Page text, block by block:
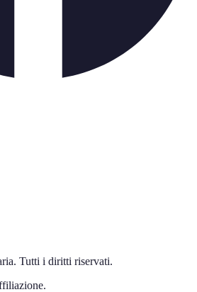
. Tutti i diritti riservati.